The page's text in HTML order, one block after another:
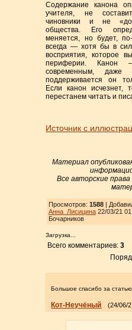
Содержание канона
учителя, не
чиновники и не
общества. Его
меняется, но будет,
всегда — хотя бы в
восприятия, которое
периферии. Канон
современным, даже
поддерживается он
Если канон исчезнет,
перестанем читать и
Источник с
Материал
Все авторские
Просмотров: 1588|
Анна_Лисицина22/03/21
Бочарников
Загрузка...
Всего комментариев:3
Большое спасибо за
Кот-Неучёный (24/06/